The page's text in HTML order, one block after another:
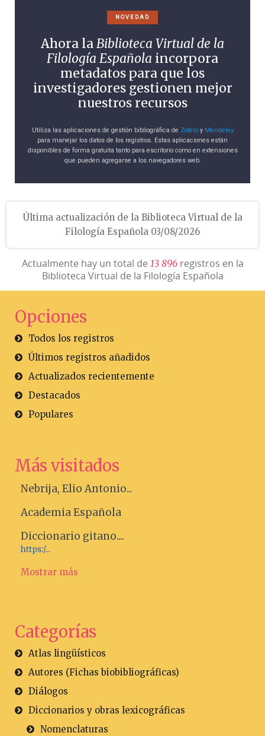
NOVEDAD
Ahora laBiblioteca Virtual de la
Filología Española incorpora
metadatos para que los
investigadores gestionen mejor
nuestros recursos
Utiliza las aplicaciones de gestión bibliográfica de Zoteroy Mendeley
para manejar los datos de los registros. Estas aplicaciones están
disponibles de forma gratuita tanto para escritorio como en extensiones
que pueden agregarse a los navegadores web.
Última actualización de la Biblioteca Virtual de la
Filología Española 03/08/2026
Actualmente hay un total de 13 896registros en la
Biblioteca Virtual de la Filología Española
Opciones
Todos los registros
Últimos registros añadidos
Actualizados recientemente
Destacados
Populares
Más visitados
Nebrija, Elio Antonio...
Academia Española
Diccionario gitano....
https:/...
Mostrar más
Categorías
Atlas lingüísticos
Autores (Fichas biobibliográficas)
Diálogos
Diccionarios y obras lexicográficas
Nomenclaturas